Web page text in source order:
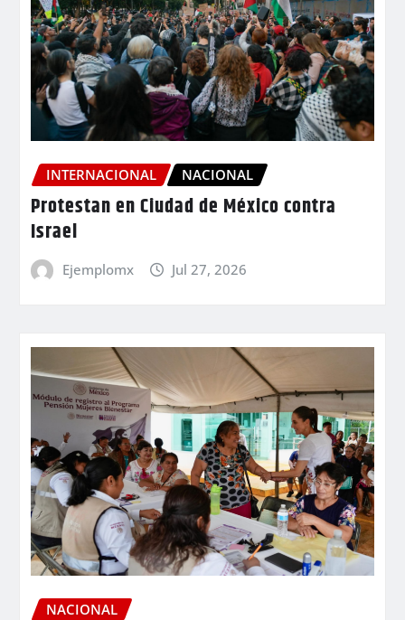
INTERNACIONAL NACIONAL
Protestan en Ciudad de México contra
Israel
Ejemplomx Jul 27, 2026
NACIONAL